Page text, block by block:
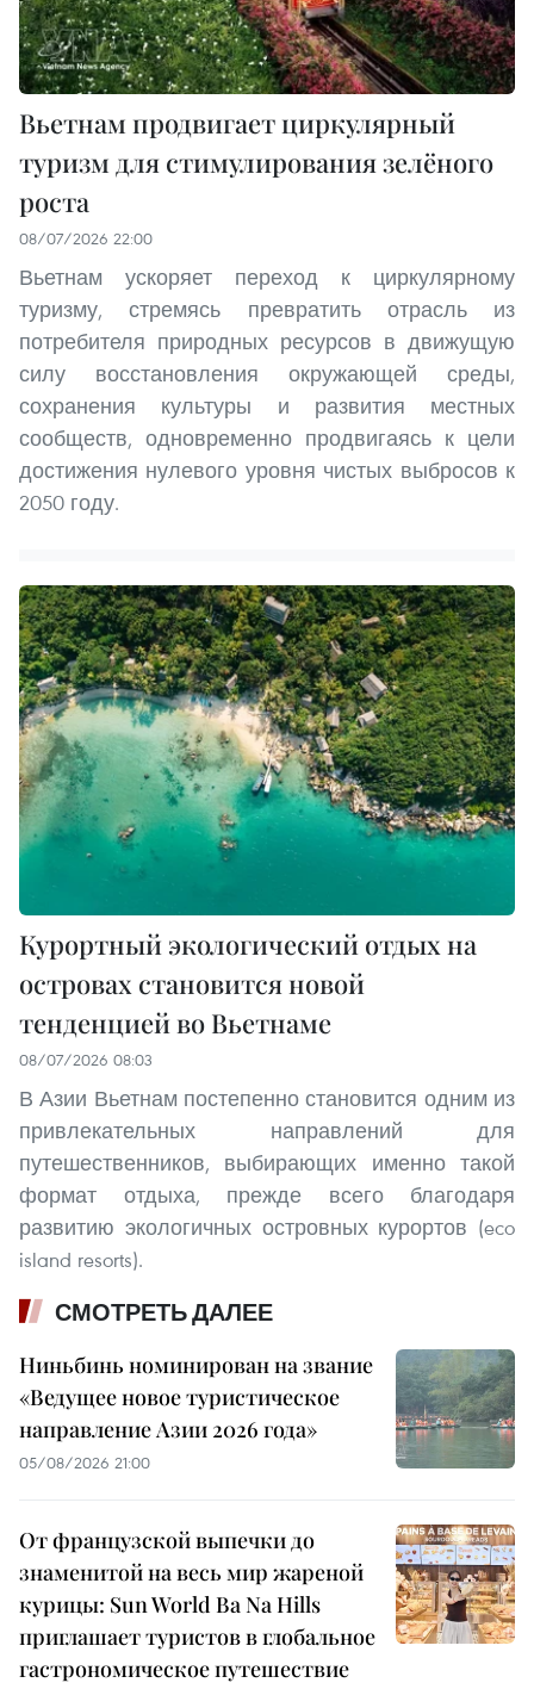
Вьетнам продвигает циркулярный
туризм для стимулирования зелёного
роста
08/07/2026 22:00
Вьетнам ускоряет переход к циркулярному
туризму, стремясь превратить отрасль из
потребителя природных ресурсов в движущую
силу восстановления окружающей среды,
сохранения культуры и развития местных
сообществ, одновременно продвигаясь к цели
достижения нулевого уровня чистых выбросов к
2050 году.
Курортный экологический отдых на
островах становится новой
тенденцией во Вьетнаме
08/07/2026 08:03
В Азии Вьетнам постепенно становится одним из
привлекательных направлений для
путешественников, выбирающих именно такой
формат отдыха, прежде всего благодаря
развитию экологичных островных курортов (eco
island resorts).
СМОТРЕТЬ ДАЛЕЕ
Ниньбинь номинирован на звание
«Ведущее новое туристическое
направление Азии 2026 года»
05/08/2026 21:00
От французской выпечки до
знаменитой на весь мир жареной
курицы: Sun World Ba Na Hills
приглашает туристов в глобальное
гастрономическое путешествие